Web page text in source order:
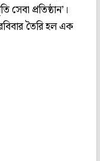
প্রতিষ্ঠান’।
তৈরি হল এক